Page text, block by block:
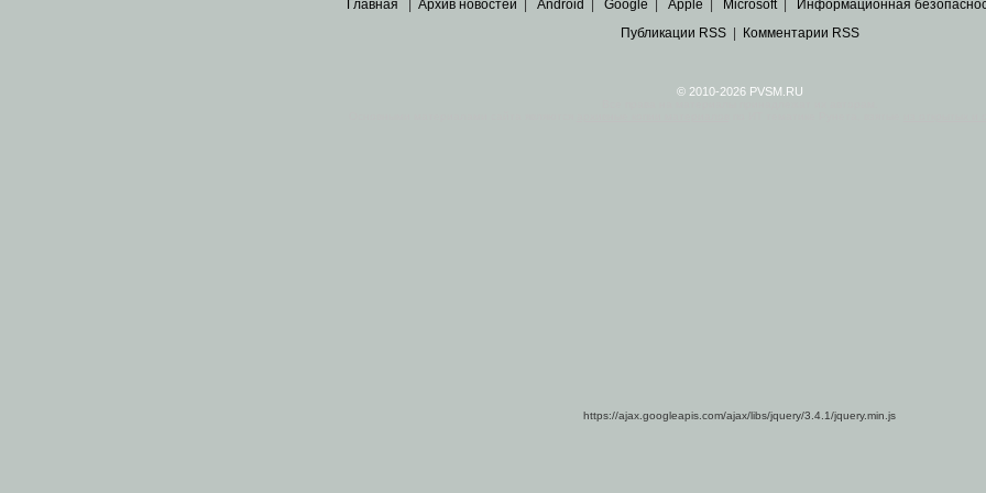
Главная Архив новостей Android Google Apple Microsoft| Информационная
Публикации RSS| Комментарии RSS
© 2010-2026 PVSM.RU
https://ajax.googleapis.com/ajax/libs/jquery/3.4.1/jquery.min.js